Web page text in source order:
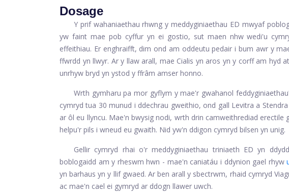
Dosage
Y prif wahaniaethau rhwng y meddyginiaethau ED mwyaf
yw faint mae pob cyffur yn ei gostio, sut maen nhw wedi'u
effeithiau. Er enghraifft, dim ond am oddeutu pedair i bum awr y
ffwrdd yn llwyr. Ar y llaw arall, mae Cialis yn aros yn y corff am hyd
unrhyw bryd yn ystod y ffrâm amser honno.
Wrth gymharu pa mor gyflym y mae'r gwahanol
cymryd tua 30 munud i ddechrau gweithio, ond gall Levitra a
ar ôl eu llyncu. Mae'n bwysig nodi, wrth drin camweithrediad erectile
helpu'r pils i wneud eu gwaith. Nid yw'n ddigon cymryd bilsen yn unig.
Gellir cymryd rhai o'r meddyginiaethau triniaeth ED yn
boblogaidd am y rheswm hwn - mae'n caniatáu i ddynion gael rhyw
yn barhaus yn y llif gwaed. Ar ben arall y sbectrwm, rhaid cymryd
ac mae'n cael ei gymryd ar ddogn llawer uwch.